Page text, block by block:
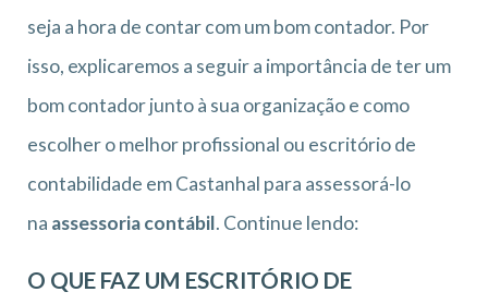
seja a hora de contar com um bom contador. Por
isso, explicaremos a seguir a importância de ter um
bom contador junto à sua organização e como
escolher o melhor profissional ou escritório de
contabilidade em Castanhal para assessorá-lo
na assessoria contábil. Continue lendo:
O QUE FAZ UM ESCRITÓRIO DE